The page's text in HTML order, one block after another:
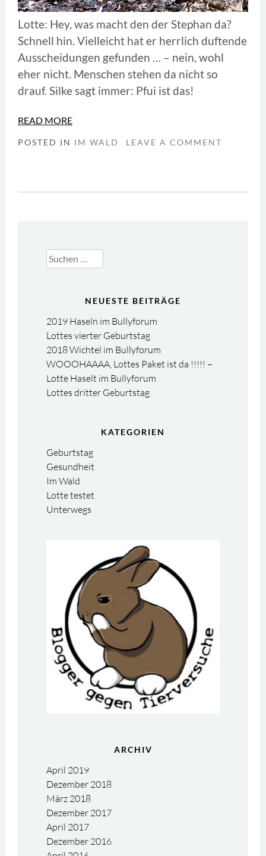
Lotte: Hey, was macht den der Stephan da?
Schnell hin. Vielleicht hat er herrlich duftende
Ausscheidungen gefunden … – nein, wohl
eher nicht. Menschen stehen da nicht so
drauf. Silke sagt immer: Pfui ist das!
READ MORE
POSTED IN IM WALD LEAVE A COMMENT
Suchen
nach:
NEUESTE BEITRÄGE
2019 Haseln im Bullyforum
Lottes vierter Geburtstag
2018 Wichtel im Bullyforum
WOOOHAAAA, Lottes Paket ist da !!!!! –
Lotte Haselt im Bullyforum
Lottes dritter Geburtstag
KATEGORIEN
Geburtstag
Gesundheit
Im Wald
Lotte testet
Unterwegs
ARCHIV
April 2019
Dezember 2018
März 2018
Dezember 2017
April 2017
Dezember 2016